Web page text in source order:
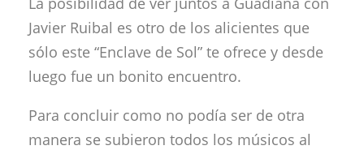
Javier Ruibal es otro de los alicientes que
sólo este “Enclave de Sol” te ofrece y desde
luego fue un bonito encuentro.
Para concluir como no podía ser de otra
manera se subieron todos los músicos al